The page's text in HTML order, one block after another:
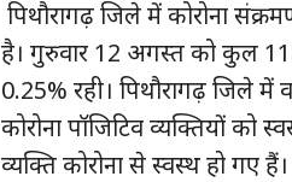
पिथौरागढ़ जिले में कोरोना
है। गुरुवार 12 अगस्त को कुल
0.25% रही। पिथौरागढ़ जिले में
कोरोना पॉजिटिव व्यक्तियों को
व्यक्ति कोरोना से स्वस्थ हो